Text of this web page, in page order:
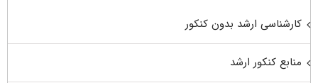
کارشناسی ارشد بدون کنکور
منابع کنکور ارشد